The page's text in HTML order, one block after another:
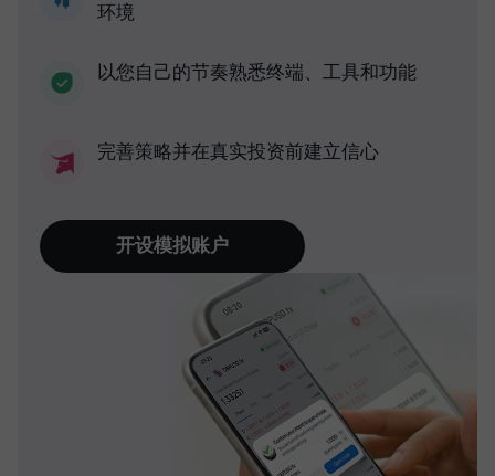
环境
以您自己的节奏熟悉终端、工具和功能
完善策略并在真实投资前建立信心
开设模拟账户